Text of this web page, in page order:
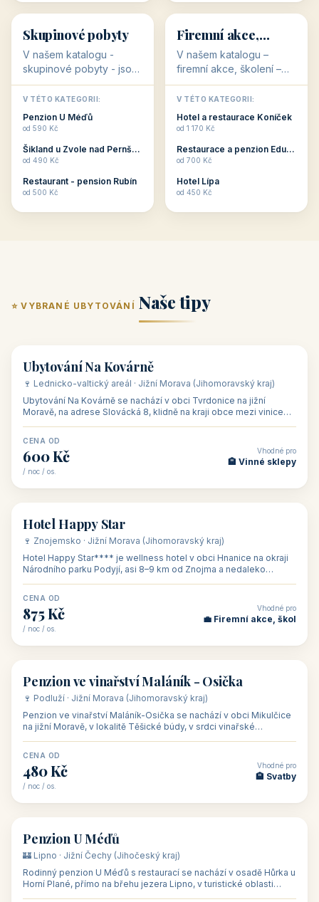
👥 32 objektů
Skupinové pobyty
V našem katalogu -
skupinové pobyty - jsou
pro Vás připraveny
objekty, které nabízí
ubytování skupin v
penzionech, hotelích a
Budete překva...
V TÉTO KATEGORII:
Penzion U Méďů
od 590 Kč
Šikland u Zvole nad Pernštejnem
od 490 Kč
Restaurant - pension Rubín
od 500 Kč
💼 31 objektů
Firemní akce,
školení
V našem katalogu –
firemní akce, školení –
jsou pro Vás připraveny
objekty, které mají
zkušenosti pořádat i
menší firemní akce a
ob...
V TÉTO KATEGORII:
Hotel a restaurace Koníček
od 1 170 Kč
Restaurace a penzion Eduard
od 700 Kč
Hotel Lípa
od 450 Kč
⭐ VYBRANÉ UBYTOVÁNÍ Naše tipy
🏡 penzion
Ubytování Na Kovárně
🍷 Lednicko-valtický areál · Jižní Morava (Jihomoravský kraj)
Ubytování Na Kovárně se nachází v obci Tvrdonice na jižní
Moravě, na adrese Slovácká 8, klidně na kraji obce mezi vinicemi,
CENA OD
600 Kč
/ noc / os.
Vhodné pro
🏨 Vinné sklepy
🏨 hotel
Hotel Happy Star
🍷 Znojemsko · Jižní Morava (Jihomoravský kraj)
Hotel Happy Star**** je wellness hotel v obci Hnanice na okraji
Národního parku Podyjí, asi 8–9 km od Znojma a nedaleko
CENA OD
875 Kč
/ noc / os.
Vhodné pro
💼 Firemní akce, škol
🏡 penzion
Penzion ve vinařství Maláník - Osička
🍷 Podluží · Jižní Morava (Jihomoravský kraj)
Penzion ve vinařství Maláník-Osička se nachází v obci Mikulčice
na jižní Moravě, v lokalitě Těšické búdy, v srdci vinařské
CENA OD
480 Kč
/ noc / os.
Vhodné pro
🏨 Svatby
🏡 penzion
Penzion U Méďů
🏰 Lipno · Jižní Čechy (Jihočeský kraj)
Rodinný penzion U Méďů s restaurací se nachází v osadě Hůrka u
Horní Plané, přímo na břehu jezera Lipno, v turistické oblasti